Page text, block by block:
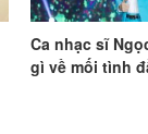
Ca nhạc sĩ
gì về mối tình